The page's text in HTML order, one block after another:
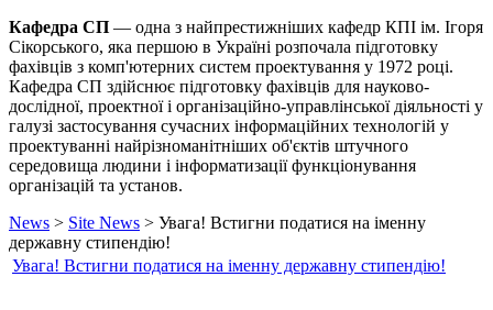
Кафедра СП — одна з найпрестижніших кафедр КПІ ім. Ігоря
Сікорського, яка першою в Україні розпочала підготовку
фахівців з комп'ютерних систем проектування у 1972 році.
Кафедра СП здійснює підготовку фахівців для науково-
дослідної, проектної і організаційно-управлінської діяльності у
галузі застосування сучасних інформаційних технологій у
проектуванні найрізноманітніших об'єктів штучного
середовища людини і інформатизації функціонування
організацій та установ.
News > Site News > Увага! Встигни податися на іменну
державну стипендію!
Увага! Встигни податися на іменну державну стипендію!